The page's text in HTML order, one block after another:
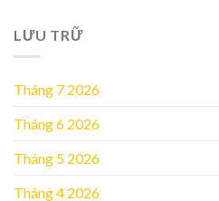
LƯU TRỮ
Tháng 7 2026
Tháng 6 2026
Tháng 5 2026
Tháng 4 2026